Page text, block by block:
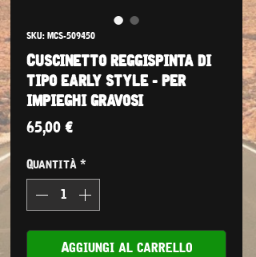
SKU: MCS-509450
Cuscinetto reggispinta di
tipo early style - per
impieghi gravosi
65,00 €Prezzo
Quantità *
Aggiungi al carrello